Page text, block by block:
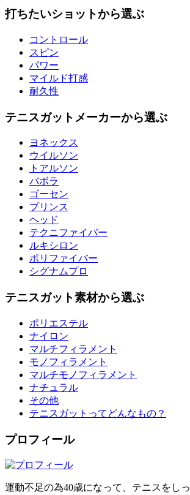
打ちたいショットから選ぶ
コントロール
スピン
パワー
マイルド打感
耐久性
テニスガットメーカーから選ぶ
ヨネックス
ウイルソン
トアルソン
バボラ
ゴーセン
プリンス
ヘッド
テクニファイバー
ルキシロン
ポリファイバー
シグナムプロ
テニスガット素材から選ぶ
ポリエステル
ナイロン
マルチフィラメント
モノフィラメント
マルチモノフィラメント
ナチュラル
その他
テニスガットってどんなもの？
プロフィール
運動不足の為40歳になって、テニスをしっ